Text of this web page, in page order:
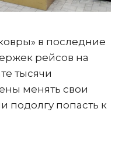
в последние
рейсов на
тысячи
менять свои
подолгу попасть к